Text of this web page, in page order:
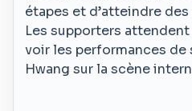
étapes et d’atteindre
Les supporters
voir les performances de
Hwang sur la scène